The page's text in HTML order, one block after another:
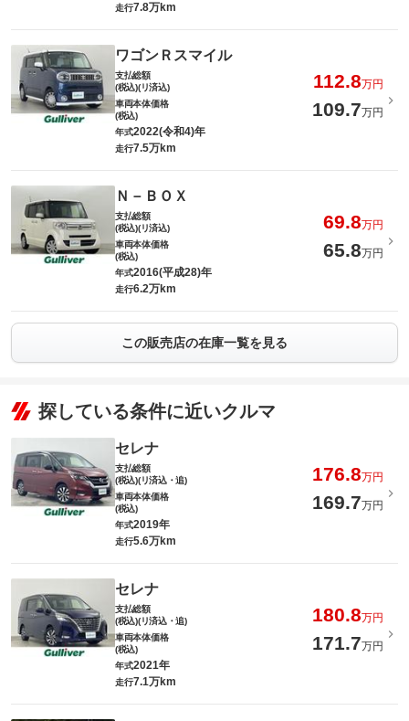
走行7.8万km
ワゴンＲスマイル
支払総額
(税込)(リ済込)
112.8万円
車両本体価格
(税込)
109.7万円
年式2022(令和4)年
走行7.5万km
Ｎ－ＢＯＸ
支払総額
(税込)(リ済込)
69.8万円
車両本体価格
(税込)
65.8万円
年式2016(平成28)年
走行6.2万km
この販売店の在庫一覧を見る
探している条件に近いクルマ
セレナ
支払総額
(税込)(リ済込・追)
176.8万円
車両本体価格
(税込)
169.7万円
年式2019年
走行5.6万km
セレナ
支払総額
(税込)(リ済込・追)
180.8万円
車両本体価格
(税込)
171.7万円
年式2021年
走行7.1万km